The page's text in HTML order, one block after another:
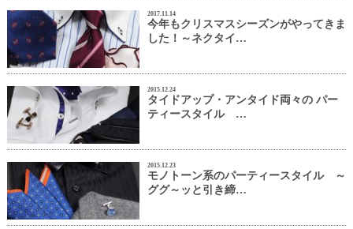
2017.11.14
今年もクリスマスシーズンがやってきま
した！～ネクタイ…
2015.12.24
タイドアップ・アンタイド両々の パー
ティースタイル …
2015.12.23
モノトーン系のパーティースタイル ～
ググ～ッと引き締…